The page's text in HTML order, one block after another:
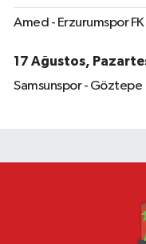
Amed - Erzurumspor FK
17 Ağustos,
Samsunspor - Göztepe